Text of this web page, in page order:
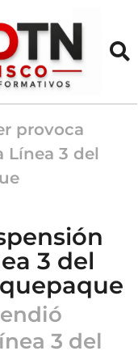
provoca
Línea 3 del
3 del
3 del